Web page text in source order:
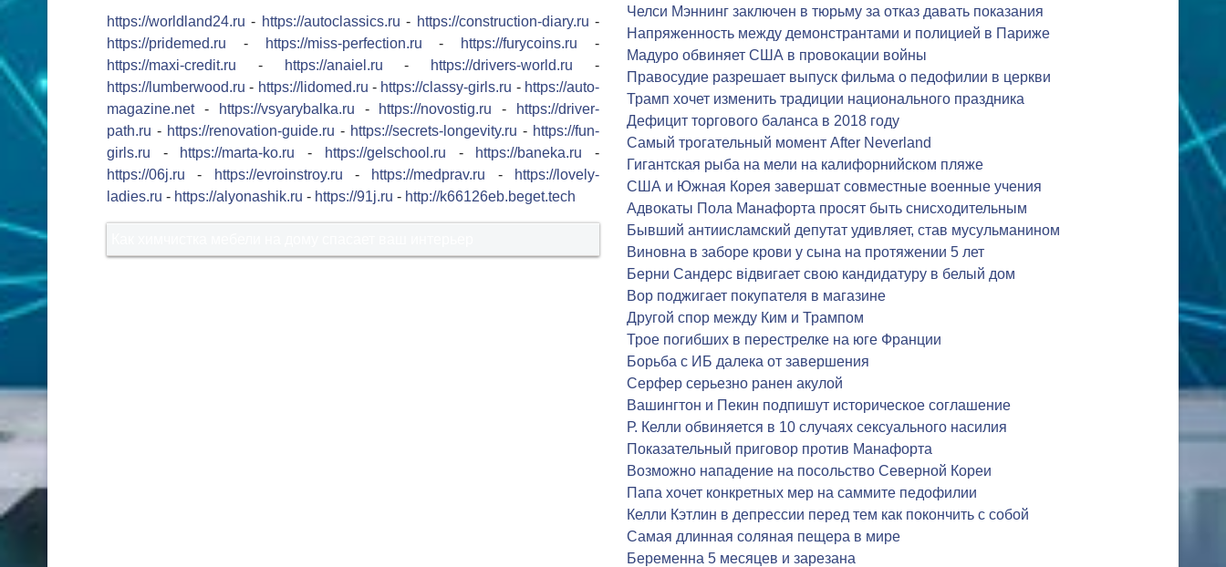
https://worldland24.ru - https://autoclassics.ru - https://construction-diary.ru -
https://pridemed.ru - https://miss-perfection.ru - https://furycoins.ru -
https://maxi-credit.ru - https://anaiel.ru - https://drivers-world.ru -
https://lumberwood.ru - https://lidomed.ru - https://classy-girls.ru - https://auto-
magazine.net- https://vsyarybalka.ru - https://novostig.ru -
https://driver-
path.ru - https://renovation-guide.ru - https://secrets-longevity.ru - https://fun-
girls.ru - https://marta-ko.ru - https://gelschool.ru - https://baneka.ru -
https://06j.ru - https://evroinstroy.ru - https://medprav.ru -
https://lovely-
ladies.ru - https://alyonashik.ru - https://91j.ru - http://k66126eb.beget.tech
Челси Мэннинг заключен в тюрьму за отказ давать показания
Напряженность между демонстрантами и полицией в Париже
Мадуро обвиняет США в провокации войны
Правосудие разрешает выпуск фильма о педофилии в церкви
Трамп хочет изменить традиции национального праздника
Дефицит торгового баланса в 2018 году
Самый трогательный момент After Neverland
Гигантская рыба на мели на калифорнийском пляже
США и Южная Корея завершат совместные военные учения
Адвокаты Пола Манафорта просят быть снисходительным
Бывший антиисламский депутат удивляет, став мусульманином
Виновна в заборе крови у сына на протяжении 5 лет
Берни Сандерс відвигает свою кандидатуру в белый дом
Вор поджигает покупателя в магазине
Другой спор между Ким и Трампом
Трое погибших в перестрелке на юге Франции
Борьба с ИБ далека от завершения
Серфер серьезно ранен акулой
Вашингтон и Пекин подпишут историческое соглашение
Р. Келли обвиняется в 10 случаях сексуального насилия
Показательный приговор против Манафорта
Возможно нападение на посольство Северной Кореи
Папа хочет конкретных мер на саммите педофилии
Келли Кэтлин в депрессии перед тем как покончить с собой
Самая длинная соляная пещера в мире
Беременна 5 месяцев и зарезана